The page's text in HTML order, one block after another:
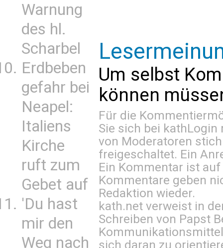
Warnung
des hl.
Scharbel
Erdbeben
gefahr bei
Neapel:
Italiens
Kirche
ruft zum
Gebet auf
'Du hast
mir den
Weg nach
Um selbst
können
Für die
Sie sich bei kathLogin
von Moderatoren
freigeschaltet. Ein
Ein Kommentar ist
Kommentare geben
Redaktion wieder.
kath.net verweist in
Schreiben von Papst
sich daran zu